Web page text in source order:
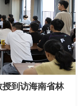
到访海南省林